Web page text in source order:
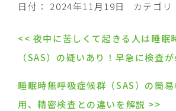
日付： 2024年11月19日 カテゴリ
<< 夜中に苦しくて起きる人は睡眠
（SAS）の疑いあり！早急に検査
睡眠時無呼吸症候群（SAS）の簡
用、精密検査との違いを解説 >>